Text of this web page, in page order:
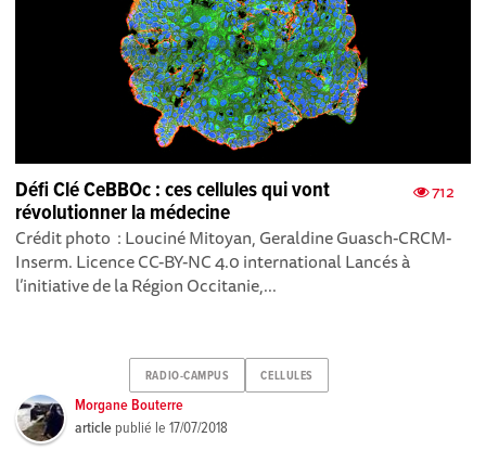
712
Défi Clé CeBBOc : ces cellules qui vont
révolutionner la médecine
Crédit photo : Louciné Mitoyan, Geraldine Guasch-CRCM-
Inserm. Licence CC-BY-NC 4.0 international Lancés à
l’initiative de la Région Occitanie,...
RADIO-CAMPUS CELLULES
Morgane Bouterre
article publié le17/07/2018